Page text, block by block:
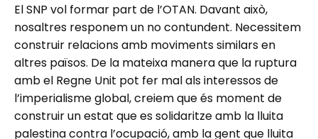
El SNP vol formar part de l’OTAN. Davant això,
nosaltres responem un no contundent. Necessitem
construir relacions amb moviments similars en
altres països. De la mateixa manera que la ruptura
amb el Regne Unit pot fer mal als interessos de
l’imperialisme global, creiem que és moment de
construir un estat que es solidaritze amb la lluita
palestina contra l’ocupació, amb la gent que lluita